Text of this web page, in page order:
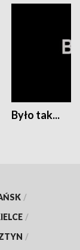
Było tak...
/
/
/